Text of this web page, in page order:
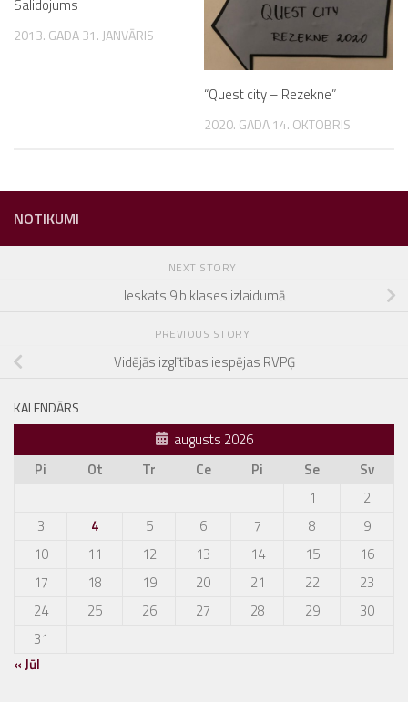
Salidojums
2013. GADA 31. JANVĀRIS
“Quest city – Rezekne”
2020. GADA 14. OKTOBRIS
NOTIKUMI
NEXT STORY
Ieskats 9.b klases izlaidumā
PREVIOUS STORY
Vidējās izglītības iespējas RVPĢ
KALENDĀRS
augusts 2026
Pi
Ot Tr Ce Pi Se
Sv
1
2
3
4 5 6 7 8
9
10
11 12 13 14 15
16
17
18 19 20 21 22
23
24
25 26 27 28 29
30
31
« Jūl